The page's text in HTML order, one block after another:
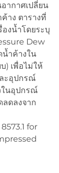
ากาศเปลี่ยน
าง ตารางที่
งน้ำโดยระบุ
Dew
ำค้างใน
) เพื่อไม่ให้
ะอุปกรณ์
ในอุปกรณ์
ลดลงจาก
for